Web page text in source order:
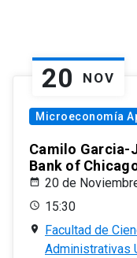
20 NOV
Microeconomía
Camilo Garcia-
Bank of
20 de
15:30
Facultad de
Administrativas